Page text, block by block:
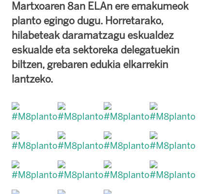
Martxoaren 8an ELAn ere emakumeok
planto egingo dugu. Horretarako,
hilabeteak daramatzagu eskualdez
eskualde eta sektoreka delegatuekin
biltzen, grebaren edukia elkarrekin
lantzeko.